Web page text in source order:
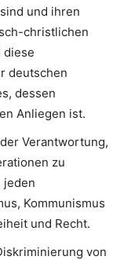
und ihren
christlichen
diese
deutschen
dessen
Anliegen ist.
Verantwortung,
zu
jeden
Kommunismus
und Recht.
von